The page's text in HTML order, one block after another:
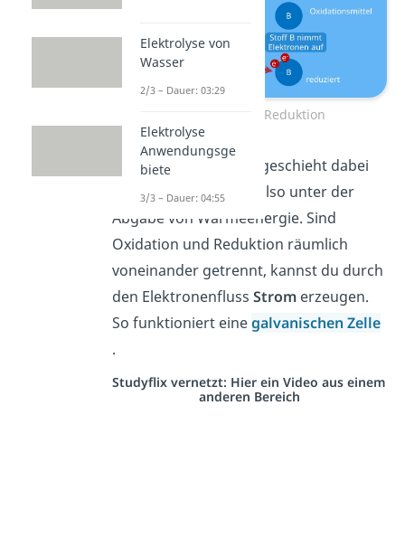
Oxidation und Reduktion
Merke:Die Oxidation geschieht dabei
meistensexotherm
, also unter der
Abgabe von Wärmeenergie. Sind
Oxidation und Reduktion räumlich
voneinander getrennt, kannst du durch
den Elektronenfluss Stromerzeugen.
So funktioniert einegalvanischen Zelle
.
Studyflix vernetzt: Hier ein Video aus einem
anderen Bereich
Elektrolyse von
Wasser
2/3 – Dauer: 03:29
Elektrolyse
Anwendungsge
biete
3/3 – Dauer: 04:55